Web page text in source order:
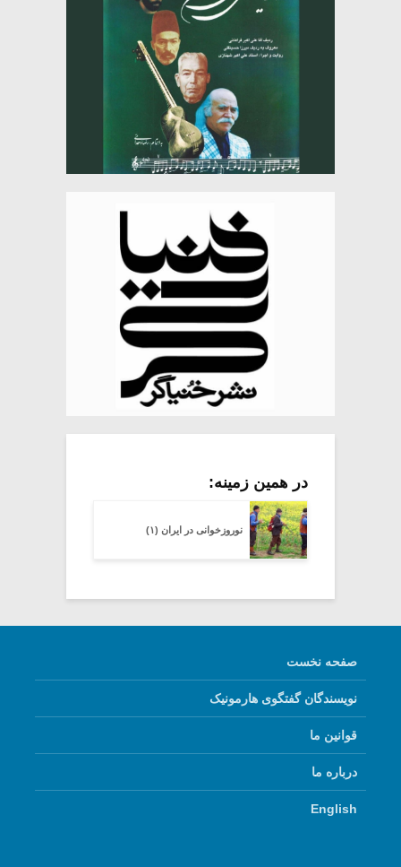
در همین زمینه:
نوروزخوانی در ایران (۱)
صفحه نخست
نویسندگان گفتگوی هارمونیک
قوانین ما
درباره ما
English